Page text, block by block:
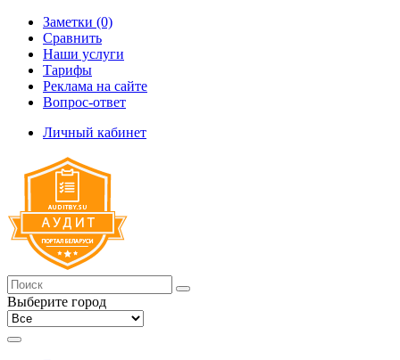
Заметки (0)
Сравнить
Наши услуги
Тарифы
Реклама на сайте
Вопрос-ответ
Личный кабинет
Выберите город